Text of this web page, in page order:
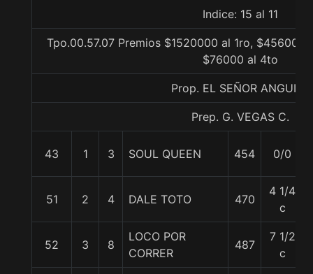
Indice: 15 al 11
Tpo.00.57.07 Premios $1520000 al 1ro,
$76000 al 4to
Prop. EL SEÑOR ANGUITA
Prep. G. VEGAS C.
43 1 3 SOUL QUEEN 454 0/0
51 2 4 DALE TOTO 470
4 1/4
c
52 3 8
LOCO POR
CORRER
487
7 1/2
c